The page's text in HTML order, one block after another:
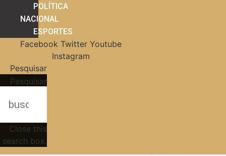
POLÍTICA
NACIONAL
ESPORTES
Facebook Twitter Youtube
Instagram
Pesquisar
Pesquisar
Close this
search box.